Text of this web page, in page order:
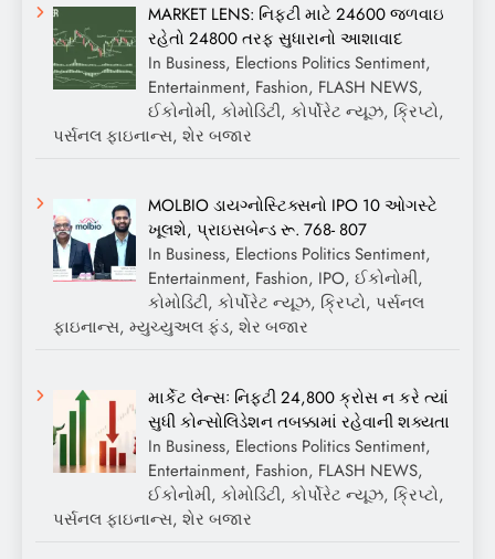
MARKET LENS: નિફ્ટી માટે 24600 જળવાઇ
રહેતો 24800 તરફ સુધારાનો આશાવાદ
In Business, Elections Politics Sentiment,
Entertainment, Fashion, FLASH NEWS,
ઈકોનોમી, કોમોડિટી, કોર્પોરેટ ન્યૂઝ, ક્રિપ્ટો,
પર્સનલ ફાઇનાન્સ, શેર બજાર
MOLBIO ડાયગ્નોસ્ટિક્સનો IPO 10 ઓગસ્ટે
ખૂલશે, પ્રાઇસબેન્ડ રૂ. 768- 807
In Business, Elections Politics Sentiment,
Entertainment, Fashion, IPO, ઈકોનોમી,
કોમોડિટી, કોર્પોરેટ ન્યૂઝ, ક્રિપ્ટો, પર્સનલ
ફાઇનાન્સ, મ્યુચ્યુઅલ ફંડ, શેર બજાર
માર્કેટ લેન્સઃ નિફ્ટી 24,800 ક્રોસ ન કરે ત્યાં
સુધી કોન્સોલિડેશન તબક્કામાં રહેવાની શક્યતા
In Business, Elections Politics Sentiment,
Entertainment, Fashion, FLASH NEWS,
ઈકોનોમી, કોમોડિટી, કોર્પોરેટ ન્યૂઝ, ક્રિપ્ટો,
પર્સનલ ફાઇનાન્સ, શેર બજાર